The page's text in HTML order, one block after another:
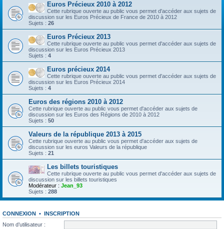
Euros Précieux 2010 à 2012
Cette rubrique ouverte au public vous permet d'accéder aux sujets de
discussion sur les Euros Précieux de France de 2010 à 2012
Sujets : 26
Euros Précieux 2013
Cette rubrique ouverte au public vous permet d'accéder aux sujets de
discussion sur les Euros Précieux 2013
Sujets : 4
Euros précieux 2014
Cette rubrique ouverte au public vous permet d'accéder aux sujets de
discussion sur les Euros Précieux 2014
Sujets : 4
Euros des régions 2010 à 2012
Cette rubrique ouverte au public vous permet d'accéder aux sujets de
discussion sur les Euros des Régions de 2010 à 2012
Sujets : 50
Valeurs de la république 2013 à 2015
Cette rubrique ouverte au public vous permet d'accéder aux sujets de
discussion sur les euros Valeurs de la république
Sujets : 21
Les billets touristiques
Cette rubrique ouverte au public vous permet d'accéder aux sujets de
discussion sur les billets touristiques
Modérateur : Jean_93
Sujets : 288
CONNEXION • INSCRIPTION
Nom d’utilisateur :